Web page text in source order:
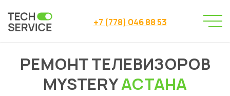
+7 (778) 046 88 53
Сервисный центр
→
Сервисный центр Астана
→
Ремонт телевизоров
→ Mystery
РЕМОНТ ТЕЛЕВИЗОРОВ
MYSTERYАСТАНА